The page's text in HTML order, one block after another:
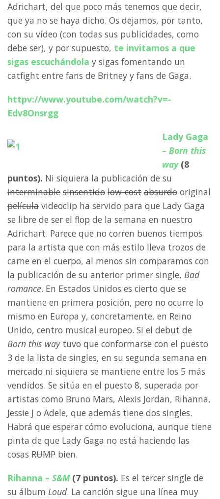
Adrichart, del que poco más tenemos que decir,
que ya no se haya dicho. Os dejamos, por tanto,
con su vídeo (con todas sus publicidades, como
debe ser), y por supuesto, te invitamos a que
sigas escuchándola y sigas fomentando un
catfight entre fans de Britney y fans de Gaga.
httpv://www.youtube.com/watch?v=-
Edv8Onsrgg
Lady Gaga
– Born this
way(8
puntos). Ni siquiera la publicación de su
interminable sinsentido low-cost absurdo original
película videoclip ha servido para que Lady Gaga
se libre de ser el flop de la semana en nuestro
Adrichart. Parece que no corren buenos tiempos
para la artista que con más estilo lleva trozos de
carne en el cuerpo, al menos sin comparamos con
la publicación de su anterior primer single, Bad
romance. En Estados Unidos es cierto que se
mantiene en primera posición, pero no ocurre lo
mismo en Europa y, concretamente, en Reino
Unido, centro musical europeo. Si el debut de
Born this waytuvo que conformarse con el puesto
3 de la lista de singles, en su segunda semana en
mercado ni siquiera se mantiene entre los 5 más
vendidos. Se sitúa en el puesto 8, superada por
artistas como Bruno Mars, Alexis Jordan, Rihanna,
Jessie J o Adele, que además tiene dos singles.
Habrá que esperar cómo evoluciona, aunque tiene
pinta de que Lady Gaga no está haciendo las
cosas RUMP bien.
Rihanna – S&M(7 puntos). Es el tercer single de
su álbum Loud. La canción sigue una línea muy